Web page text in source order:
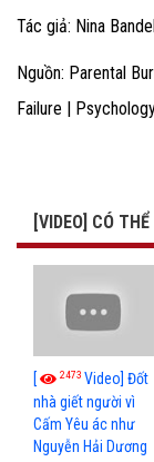
Tác giả: Nina
Nguồn: Parental
Failure |
[VIDEO] CÓ
[ 2473 Video] Đốt
nhà giết người vì
Cấm Yêu ác như
Nguyễn Hải Dương